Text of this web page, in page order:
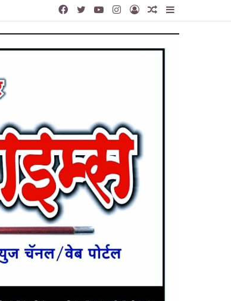
Random
Article
Log
In
Instagram
YouTube
Twitter
Facebook